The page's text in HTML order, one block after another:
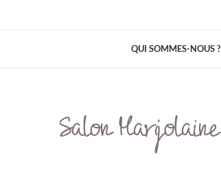
QUI SOMMES-NOUS ?
Salon Marjolaine